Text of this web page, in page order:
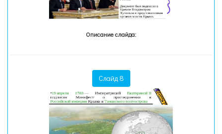
Описание слайда:
Слайд 8